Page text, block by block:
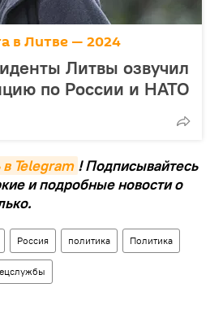
в Литве — 2024
Литвы озвучил
по России и НАТО
Telegram ! Подписывайтесь
и подробные новости о
Россия политика Политика